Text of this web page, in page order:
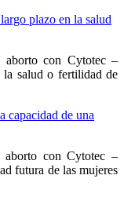
plazo en la salud
aborto con Cytotec –
la salud o fertilidad de
capacidad de una
con Cytotec –
futura de las mujeres